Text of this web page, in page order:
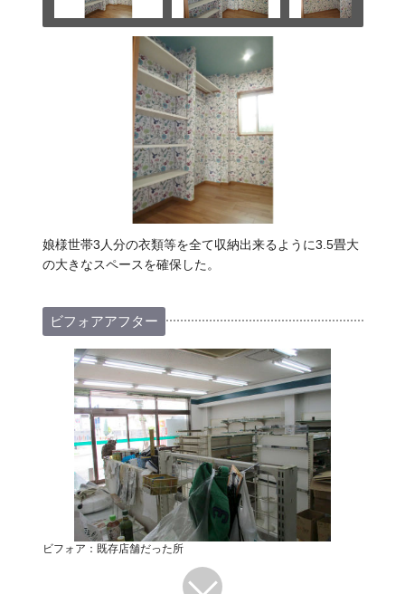
娘様世帯3人分の衣類等を全て収納出来るように3.5畳大
の大きなスペースを確保した。
ビフォアアフター
ビフォア：既存店舗だった所